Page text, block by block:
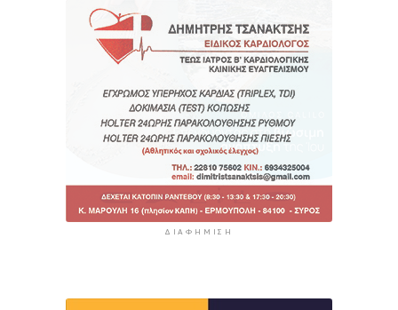
ΔΙΑΦΉΜΙΣΗ